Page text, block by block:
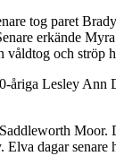
tog paret
erkände
våldtog och ströp
åriga Lesley
Moor.
dagar senare